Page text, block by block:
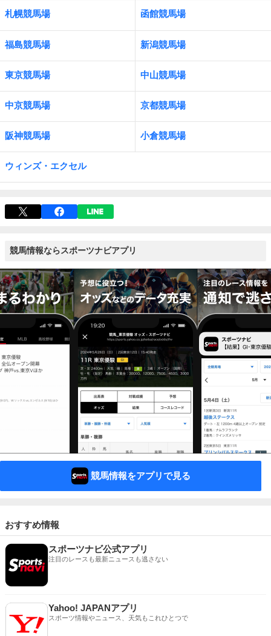
札幌競馬場 函館競馬場
福島競馬場 新潟競馬場
東京競馬場 中山競馬場
中京競馬場 京都競馬場
阪神競馬場 小倉競馬場
ウィンズ・エクセル
競馬情報ならスポーツナビアプリ
競馬情報をアプリで見る
おすすめ情報
スポーツナビ公式アプリ
注目のレースも最新ニュースも逃さない
Yahoo! JAPANアプリ
スポーツ情報やニュース、天気もこれひとつで